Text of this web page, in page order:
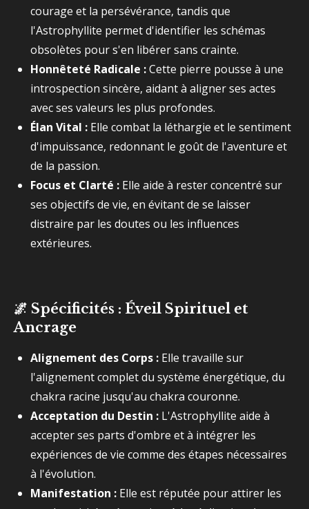
courage et la persévérance, tandis que
l'Astrophyllite permet d'identifier les schémas
obsolètes pour s'en libérer sans crainte.
Honnêteté Radicale :Cette pierre pousse à une
introspection sincère, aidant à aligner ses actes
avec ses valeurs les plus profondes.
Élan Vital : Elle combat la léthargie et le sentiment
d'impuissance, redonnant le goût de l'aventure et
de la passion.
Focus et Clarté : Elle aide à rester concentré sur
ses objectifs de vie, en évitant de se laisser
distraire par les doutes ou les influences
extérieures.
🌌 Spécificités : Éveil Spirituel et
Ancrage
Alignement des Corps : Elle travaille sur
l'alignement complet du système énergétique, du
chakra racine jusqu'au chakra couronne.
Acceptation du Destin : L'Astrophyllite aide à
accepter ses parts d'ombre et à intégrer les
expériences de vie comme des étapes nécessaires
à l'évolution.
Manifestation : Elle est réputée pour attirer les